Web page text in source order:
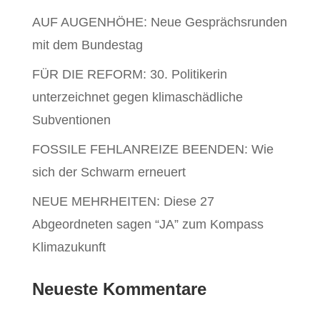
AUF AUGENHÖHE: Neue Gesprächsrunden
mit dem Bundestag
FÜR DIE REFORM: 30. Politikerin
unterzeichnet gegen klimaschädliche
Subventionen
FOSSILE FEHLANREIZE BEENDEN: Wie
sich der Schwarm erneuert
NEUE MEHRHEITEN: Diese 27
Abgeordneten sagen “JA” zum Kompass
Klimazukunft
Neueste Kommentare